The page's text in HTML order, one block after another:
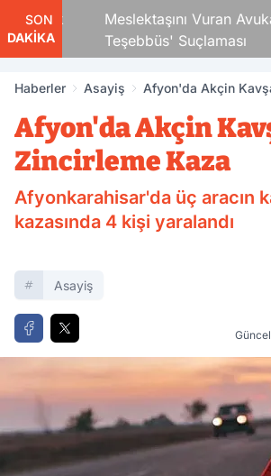
SON
DAKİKA
Meslektaşını Vuran
Teşebbüs' Suçlaması
Haberler Asayiş
Afyon'da Akçin
Afyon'da Akçin
Zincirleme Kaza
Afyonkarahisar'da üç aracın
kazasında 4 kişi yaralandı
Asayiş